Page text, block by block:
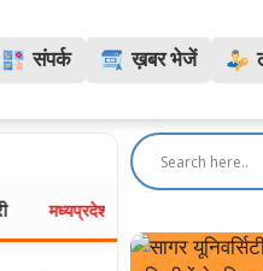
संपर्क ख़बर भेजें
भोपाल में 80 हजार दुकानों पर